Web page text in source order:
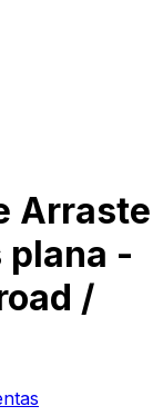
Arraste
plana -
/